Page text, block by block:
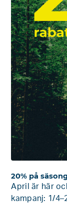
20% på
April är här
kampanj: 1/